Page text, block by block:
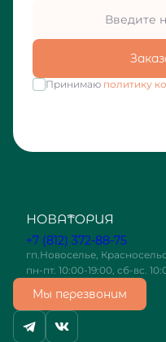
Принимаю политику
+7 (812) 372-88-75
гп.Новоселье,
пн-пт. 10:00-19:00, сб-вс.
Мы перезвоним